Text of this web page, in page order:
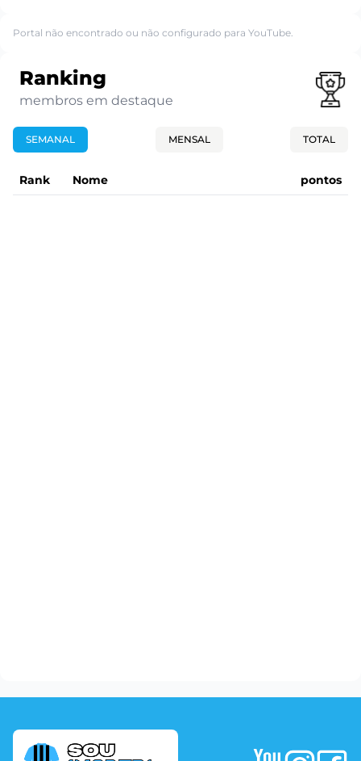
Portal não encontrado ou não configurado para YouTube.
Ranking
membros em destaque
SEMANAL MENSAL TOTAL
Rank Nome pontos